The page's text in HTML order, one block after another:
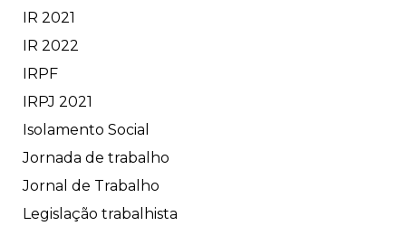
IR 2021
IR 2022
IRPF
IRPJ 2021
Isolamento Social
Jornada de trabalho
Jornal de Trabalho
Legislação trabalhista